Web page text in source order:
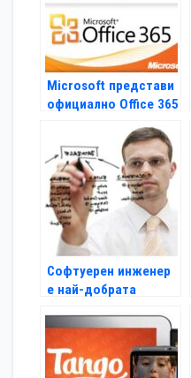
Microsoft представи
официално Office 365
Софтуерен инженер
е най-добрата